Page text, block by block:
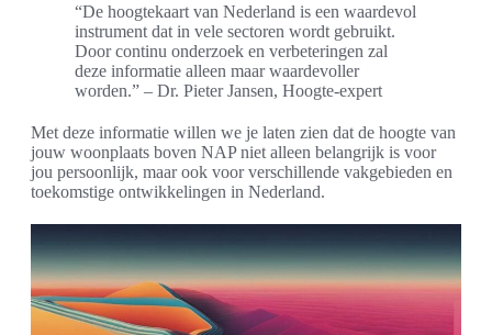
“De hoogtekaart van Nederland is een waardevol
instrument dat in vele sectoren wordt gebruikt.
Door continu onderzoek en verbeteringen zal
deze informatie alleen maar waardevoller
worden.” – Dr. Pieter Jansen, Hoogte-expert
Met deze informatie willen we je laten zien dat de hoogte van
jouw woonplaats boven NAP niet alleen belangrijk is voor
jou persoonlijk, maar ook voor verschillende vakgebieden en
toekomstige ontwikkelingen in Nederland.